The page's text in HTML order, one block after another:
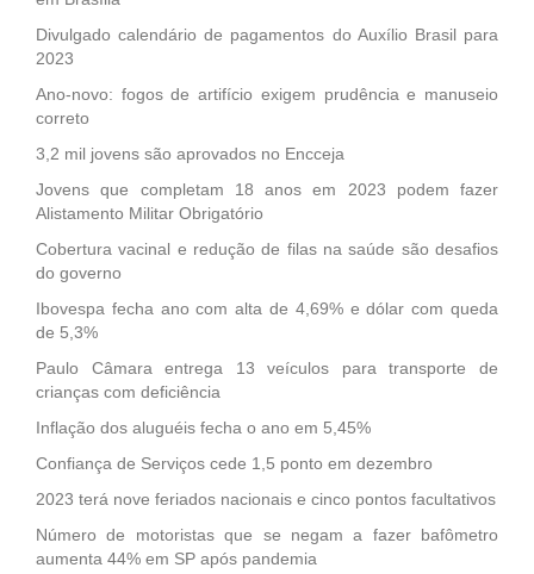
Divulgado calendário de pagamentos do Auxílio Brasil para
2023
Ano-novo: fogos de artifício exigem prudência e manuseio
correto
3,2 mil jovens são aprovados no Encceja
Jovens que completam 18 anos em 2023 podem fazer
Alistamento Militar Obrigatório
Cobertura vacinal e redução de filas na saúde são desafios
do governo
Ibovespa fecha ano com alta de 4,69% e dólar com queda
de 5,3%
Paulo Câmara entrega 13 veículos para transporte de
crianças com deficiência
Inflação dos aluguéis fecha o ano em 5,45%
Confiança de Serviços cede 1,5 ponto em dezembro
2023 terá nove feriados nacionais e cinco pontos facultativos
Número de motoristas que se negam a fazer bafômetro
aumenta 44% em SP após pandemia